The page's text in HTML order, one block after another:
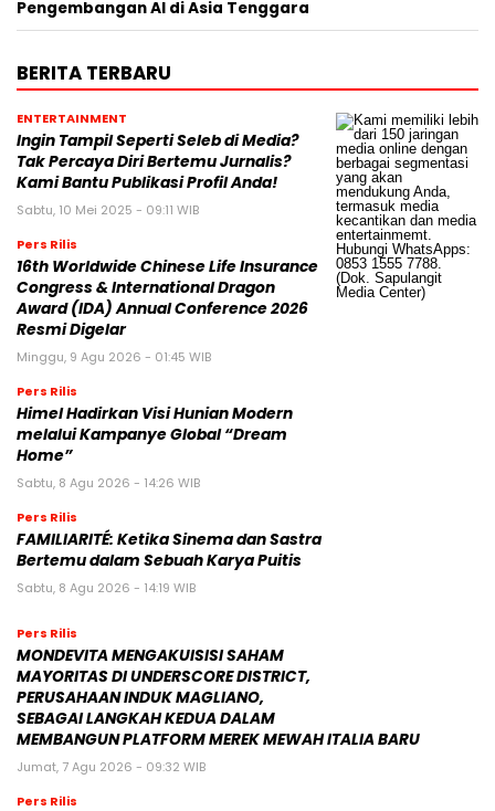
Pengembangan AI di Asia Tenggara
BERITA TERBARU
ENTERTAINMENT
Ingin Tampil Seperti Seleb di Media?
Tak Percaya Diri Bertemu Jurnalis?
Kami Bantu Publikasi Profil Anda!
Sabtu, 10 Mei 2025 - 09:11 WIB
Pers Rilis
16th Worldwide Chinese Life Insurance
Congress & International Dragon
Award (IDA) Annual Conference 2026
Resmi Digelar
Minggu, 9 Agu 2026 - 01:45 WIB
Pers Rilis
Himel Hadirkan Visi Hunian Modern
melalui Kampanye Global “Dream
Home”
Sabtu, 8 Agu 2026 - 14:26 WIB
Pers Rilis
FAMILIARITÉ: Ketika Sinema dan Sastra
Bertemu dalam Sebuah Karya Puitis
Sabtu, 8 Agu 2026 - 14:19 WIB
Pers Rilis
MONDEVITA MENGAKUISISI SAHAM
MAYORITAS DI UNDERSCORE DISTRICT,
PERUSAHAAN INDUK MAGLIANO,
SEBAGAI LANGKAH KEDUA DALAM
MEMBANGUN PLATFORM MEREK MEWAH ITALIA BARU
Jumat, 7 Agu 2026 - 09:32 WIB
Pers Rilis